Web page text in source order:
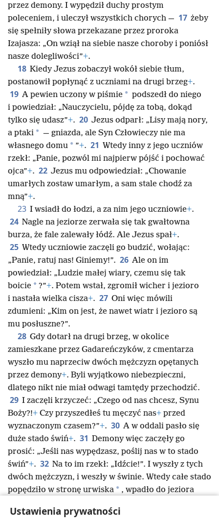
Ustawienia prywatności
przez demony. I wypędził duchy prostym
poleceniem, i uleczył wszystkich chorych — 17 żeby
się spełniły słowa przekazane przez proroka
Izajasza: „On wziął na siebie nasze choroby i poniósł
nasze dolegliwości”+.
18 Kiedy Jezus zobaczył wokół siebie tłum,
postanowił popłynąć z uczniami na drugi brzeg+.
19 A pewien uczony w piśmie * podszedł do niego
i powiedział: „Nauczycielu, pójdę za tobą, dokąd
tylko się udasz”+. 20 Jezus odparł: „Lisy mają nory,
a ptaki * — gniazda, ale Syn Człowieczy nie ma
własnego domu * ”+. 21 Wtedy inny z jego uczniów
rzekł: „Panie, pozwól mi najpierw pójść i pochować
ojca”+. 22 Jezus mu odpowiedział: „Chowanie
umarłych zostaw umarłym, a sam stale chodź za
mną”+.
23 I wsiadł do łodzi, a za nim jego uczniowie+.
24 Nagle na jeziorze zerwała się tak gwałtowna
burza, że fale zalewały łódź. Ale Jezus spał+.
25 Wtedy uczniowie zaczęli go budzić, wołając:
„Panie, ratuj nas! Giniemy!”. 26 Ale on im
powiedział: „Ludzie małej wiary, czemu się tak
boicie * ?”+. Potem wstał, zgromił wicher i jezioro
i nastała wielka cisza+. 27 Oni więc mówili
zdumieni: „Kim on jest, że nawet wiatr i jezioro są
mu posłuszne?”.
28 Gdy dotarł na drugi brzeg, w okolice
zamieszkane przez Gadareńczyków, z cmentarza
wyszło mu naprzeciw dwóch mężczyzn opętanych
przez demony+. Byli wyjątkowo niebezpieczni,
dlatego nikt nie miał odwagi tamtędy przechodzić.
29 I zaczęli krzyczeć: „Czego od nas chcesz, Synu
Boży?!+ Czy przyszedłeś tu męczyć nas+ przed
wyznaczonym czasem?”+. 30 A w oddali pasło się
duże stado świń+. 31 Demony więc zaczęły go
prosić: „Jeśli nas wypędzasz, poślij nas w to stado
świń”+. 32 Na to im rzekł: „Idźcie!”. I wyszły z tych
dwóch mężczyzn, i weszły w świnie. Wtedy całe stado
popędziło w stronę urwiska * , wpadło do jeziora
i o wszystkim opowiedzieli, również o opętanych